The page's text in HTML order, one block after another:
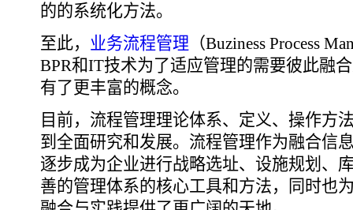
的的系统化方法。
至此， 业务流程管理 （Buziness Process
BPR和IT技术为了适应管理的需要彼此融
有了更丰富的概念。
目前，流程管理理论体系、定义、操作方
到全面研究和发展。流程管理作为融合信
逐步成为企业进行战略选址、设施规划、
善的管理体系的核心工具和方法，同时也